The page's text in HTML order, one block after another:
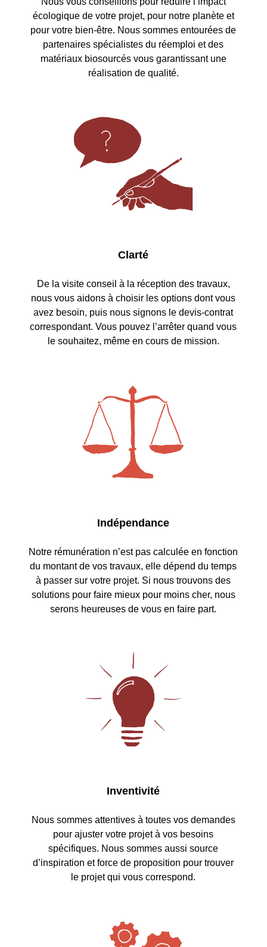
écologique de votre projet, pour notre planète et
pour votre bien-être. Nous sommes entourées de
partenaires spécialistes du réemploi et des
matériaux biosourcés vous garantissant une
réalisation de qualité.
Clarté
De la visite conseil à la réception des travaux,
nous vous aidons à choisir les options dont vous
avez besoin, puis nous signons le devis-contrat
correspondant. Vous pouvez l’arrêter quand vous
le souhaitez, même en cours de mission.
Indépendance
Notre rémunération n’est pas calculée en fonction
du montant de vos travaux, elle dépend du temps
à passer sur votre projet. Si nous trouvons des
solutions pour faire mieux pour moins cher, nous
serons heureuses de vous en faire part.
Inventivité
Nous sommes attentives à toutes vos demandes
pour ajuster votre projet à vos besoins
spécifiques. Nous sommes aussi source
d’inspiration et force de proposition pour trouver
le projet qui vous correspond.